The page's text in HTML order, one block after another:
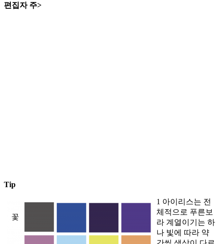
편집자 주>
Tip
1 아이리스는 전
체적으로 푸른보
라 계열이기는 하
나 빛에 따라 약